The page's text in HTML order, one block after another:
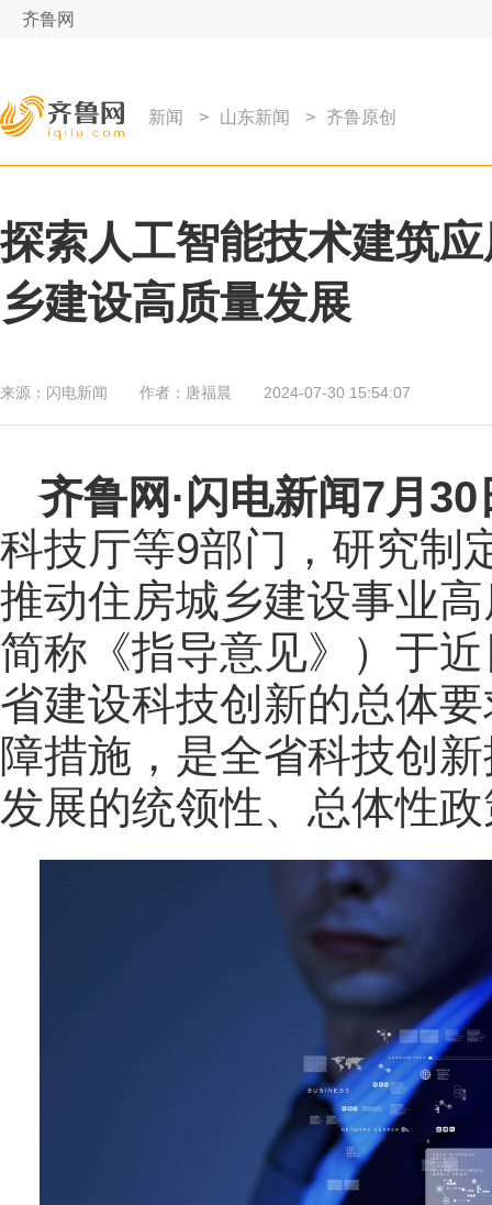
齐鲁网
新闻 > 山东新闻 > 齐鲁原创
探索人工智能技术建筑
乡建设高质量发展
来源： 闪电新闻 作者： 唐福晨 2024-07-30 15:54:07
齐鲁网 ·闪电新闻7月30
科技厅等9部门，研究制
推动住房城乡建设事业
简称《指导意见》）于
省建设科技创新的总体
障措施，是全省科技创
发展的统领性、总体性